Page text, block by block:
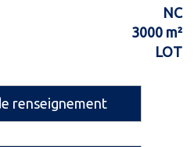
NC
3000 m²
LOT
renseignement